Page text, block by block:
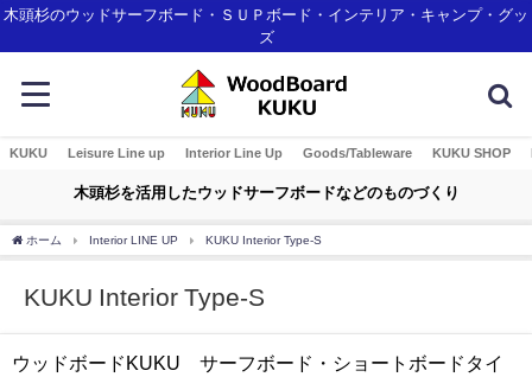
木頭杉のウッドサーフボード・ＳＵＰボード・インテリア・キャンプ・グッ
ズ
KUKU Leisure Line up Interior Line Up Goods/Tableware KUKU SHOP
木頭杉を活用したウッドサーフボードなどのものづくり
ホーム Interior LINE UP KUKU Interior Type-S
KUKU Interior Type-S
ウッドボードKUKU サーフボード・ショートボードタイ